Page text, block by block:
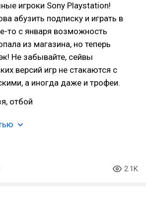
игроки Sony Playstation!
абузить подписку и играть в
то с января возможность
из магазина, но теперь
Не забывайте, сейвы
версий игр не стакаются с
а иногда даже и трофеи.
отбой
2.1K